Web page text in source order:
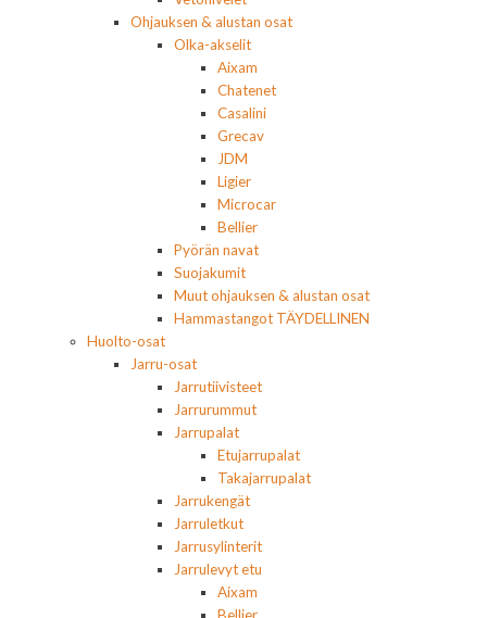
Ohjauksen & alustan osat
Olka-akselit
Aixam
Chatenet
Casalini
Grecav
JDM
Ligier
Microcar
Bellier
Pyörän navat
Suojakumit
Muut ohjauksen & alustan osat
Hammastangot TÄYDELLINEN
Huolto-osat
Jarru-osat
Jarrutiivisteet
Jarrurummut
Jarrupalat
Etujarrupalat
Takajarrupalat
Jarrukengät
Jarruletkut
Jarrusylinterit
Jarrulevyt etu
Aixam